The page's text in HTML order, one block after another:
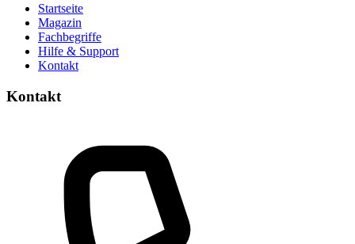
Startseite
Magazin
Fachbegriffe
Hilfe & Support
Kontakt
Kontakt